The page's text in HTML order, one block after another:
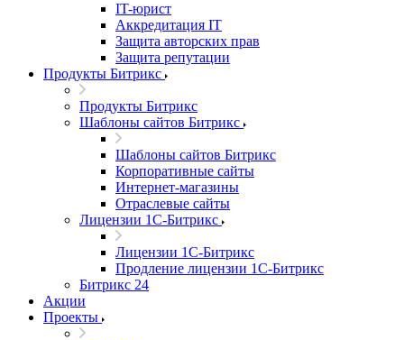
IT-юрист
Аккредитация IT
Защита авторских прав
Защита репутации
Продукты Битрикс
Продукты Битрикс
Шаблоны сайтов Битрикс
Шаблоны сайтов Битрикс
Корпоративные сайты
Интернет-магазины
Отраслевые сайты
Лицензии 1С-Битрикс
Лицензии 1С-Битрикс
Продление лицензии 1С-Битрикс
Битрикс 24
Акции
Проекты